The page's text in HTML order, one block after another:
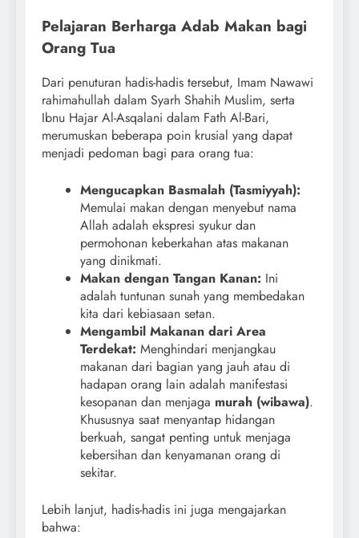
Pelajaran Berharga Adab Makan bagi
Orang Tua
Dari penuturan hadis-hadis tersebut, Imam Nawawi
rahimahullah dalam Syarh Shahih Muslim, serta
Ibnu Hajar Al-Asqalani dalam Fath Al-Bari,
merumuskan beberapa poin krusial yang dapat
menjadi pedoman bagi para orang tua:
Mengucapkan Basmalah (Tasmiyyah):
Memulai makan dengan menyebut nama
Allah adalah ekspresi syukur dan
permohonan keberkahan atas makanan
yang dinikmati.
Makan dengan Tangan Kanan: Ini
adalah tuntunan sunah yang membedakan
kita dari kebiasaan setan.
Mengambil Makanan dari Area
Terdekat: Menghindari menjangkau
makanan dari bagian yang jauh atau di
hadapan orang lain adalah manifestasi
kesopanan dan menjaga murah (wibawa).
Khususnya saat menyantap hidangan
berkuah, sangat penting untuk menjaga
kebersihan dan kenyamanan orang di
sekitar.
Lebih lanjut, hadis-hadis ini juga mengajarkan
bahwa: